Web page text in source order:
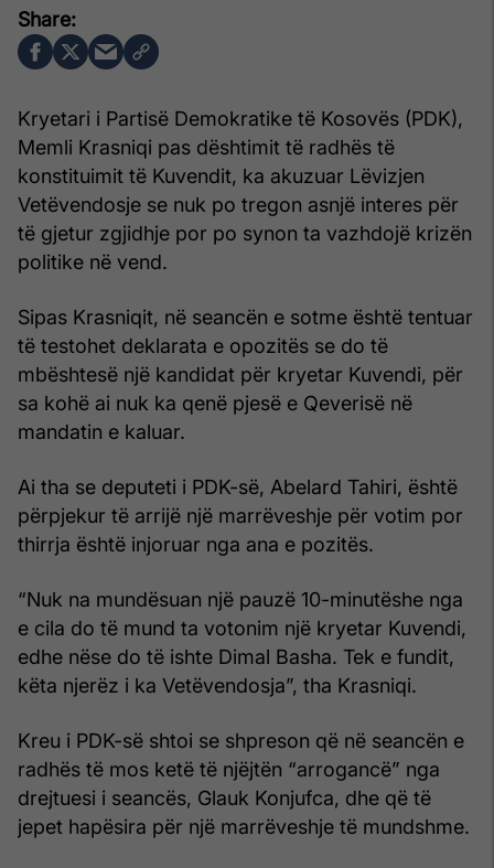
Kryetari i Partisë Demokratike të Kosovës (PDK),
Memli Krasniqi pas dështimit të radhës të
konstituimit të Kuvendit, ka akuzuar Lëvizjen
Vetëvendosje se nuk po tregon asnjë interes për
të gjetur zgjidhje por po synon ta vazhdojë krizën
politike në vend.
Sipas Krasniqit, në seancën e sotme është tentuar
të testohet deklarata e opozitës se do të
mbështesë një kandidat për kryetar Kuvendi, për
sa kohë ai nuk ka qenë pjesë e Qeverisë në
mandatin e kaluar.
Ai tha se deputeti i PDK-së, Abelard Tahiri, është
përpjekur të arrijë një marrëveshje për votim por
thirrja është injoruar nga ana e pozitës.
“Nuk na mundësuan një pauzë 10-minutëshe nga
e cila do të mund ta votonim një kryetar Kuvendi,
edhe nëse do të ishte Dimal Basha. Tek e fundit,
këta njerëz i ka Vetëvendosja”, tha Krasniqi.
Kreu i PDK-së shtoi se shpreson që në seancën e
radhës të mos ketë të njëjtën “arrogancë” nga
drejtuesi i seancës, Glauk Konjufca, dhe që të
jepet hapësira për një marrëveshje të mundshme.